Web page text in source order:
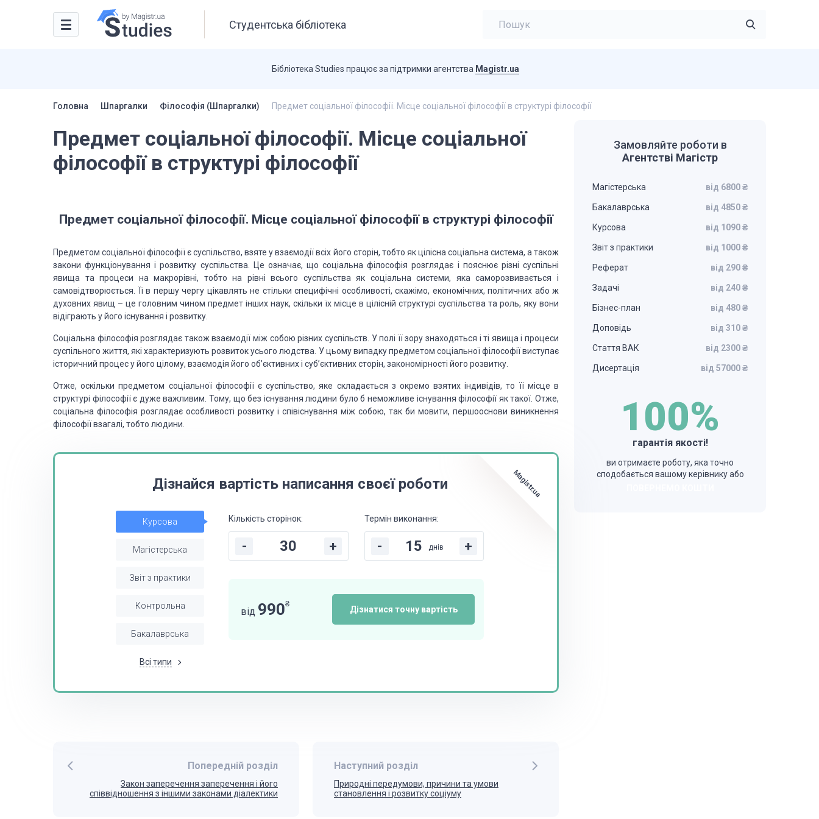
Студентська бібліотека
Бібліотека Studies працює за підтримки агентства Magistr.ua
Головна Шпаргалки Філософія (Шпаргалки) Предмет соціальної філософії. Місце соціальної філософії в структурі філософії
Предмет соціальної філософії. Місце соціальної
філософії в структурі філософії
Предмет соціальної філософії. Місце соціальної філософії в структурі філософії
Предметом соціальної філософії є суспільство, взяте у взаємодії всіх його сторін, тобто як цілісна соціальна система, а також
закони функціонування і розвитку суспільства. Це означає, що соціальна філософія розглядає і пояснює різні суспільні
явища та процеси на макрорівні, тобто на рівні всього суспільства як соціальна системи, яка саморозвивається і
самовідтворюється. Її в першу чергу цікавлять не стільки специфічні особливості, скажімо, економічних, політичних або ж
духовних явищ – це головним чином предмет інших наук, скільки їх місце в цілісній структурі суспільства та роль, яку вони
відіграють у його існування і розвитку.
Соціальна філософія розглядає також взаємодії між собою різних суспільств. У полі її зору знаходяться і ті явища і процеси
суспільного життя, які характеризують розвиток усього людства. У цьому випадку предметом соціальної філософії виступає
історичний процес у його цілому, взаємодія його об’єктивних і суб’єктивних сторін, закономірності його розвитку.
Отже, оскільки предметом соціальної філософії є суспільство, яке складається з окремо взятих індивідів, то її місце в
структурі філософії є дуже важливим. Тому, що без існування людини було б неможливе існування філософії як такої. Отже,
соціальна філософія розглядає особливості розвитку і співіснування між собою, так би мовити, першооснови виникнення
філософії взагалі, тобто людини.
Magistr.ua
Дізнайся вартість написання своєї роботи
Курсова
Магістерська
Звіт з практики
Контрольна
Бакалаврська
Всі типи
Кількість сторінок:
- +
Термін виконання:
- днів +
від 990₴
Дізнатися точну вартість
Попередній розділ
Закон заперечення заперечення і його
співвідношення з іншими законами діалектики
Наступний розділ
Природні передумови, причини та умови
становлення і розвитку соціуму
Замовляйте роботи в
Агентстві Магістр
Магістерська від 6800 ₴
Бакалаврська від 4850 ₴
Курсова від 1090 ₴
Звіт з практики від 1000 ₴
Реферат від 290 ₴
Задачі від 240 ₴
Бізнес-план від 480 ₴
Доповідь від 310 ₴
Стаття ВАК від 2300 ₴
Дисертація від 57000 ₴
100%
гарантія якості!
ви отримаєте роботу, яка точно
сподобається вашому керівнику або